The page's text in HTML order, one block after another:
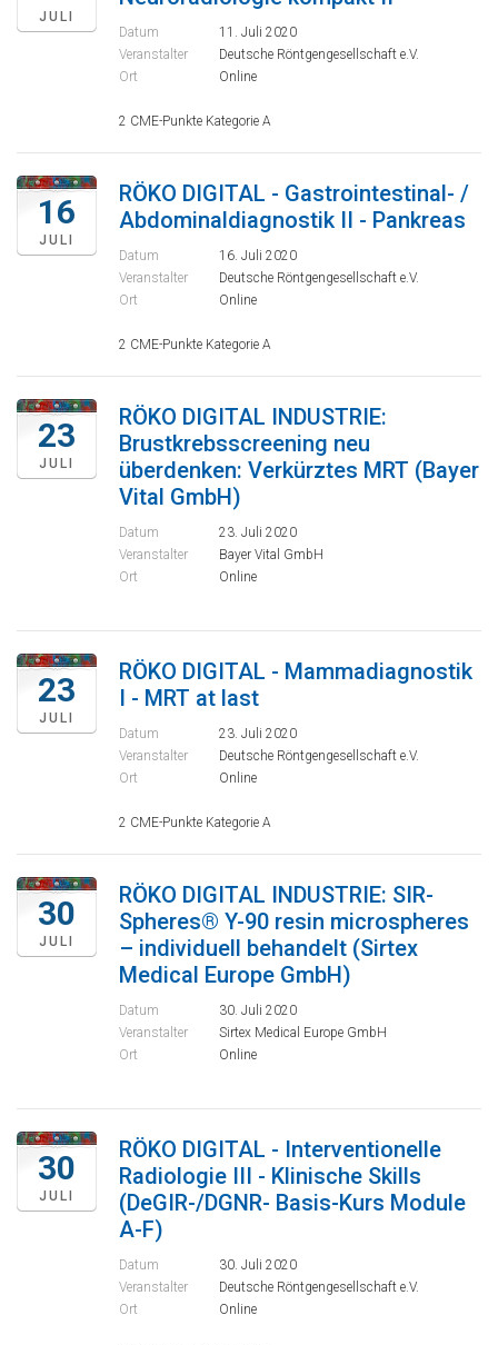
JULI
Datum
11. Juli 2020
Veranstalter
Deutsche Röntgengesellschaft e.V.
Ort
Online
2 CME-Punkte Kategorie A
16
JULI
RÖKO DIGITAL - Gastrointestinal- /
Abdominaldiagnostik II - Pankreas
Datum
16. Juli 2020
Veranstalter
Deutsche Röntgengesellschaft e.V.
Ort
Online
2 CME-Punkte Kategorie A
23
JULI
RÖKO DIGITAL INDUSTRIE:
Brustkrebsscreening neu
überdenken: Verkürztes MRT (Bayer
Vital GmbH)
Datum
23. Juli 2020
Veranstalter
Bayer Vital GmbH
Ort
Online
23
JULI
RÖKO DIGITAL - Mammadiagnostik
I - MRT at last
Datum
23. Juli 2020
Veranstalter
Deutsche Röntgengesellschaft e.V.
Ort
Online
2 CME-Punkte Kategorie A
30
JULI
RÖKO DIGITAL INDUSTRIE: SIR-
Spheres® Y-90 resin microspheres
– individuell behandelt (Sirtex
Medical Europe GmbH)
Datum
30. Juli 2020
Veranstalter
Sirtex Medical Europe GmbH
Ort
Online
30
JULI
RÖKO DIGITAL - Interventionelle
Radiologie III - Klinische Skills
(DeGIR-/DGNR- Basis-Kurs Module
A-F)
Datum
30. Juli 2020
Veranstalter
Deutsche Röntgengesellschaft e.V.
Ort
Online